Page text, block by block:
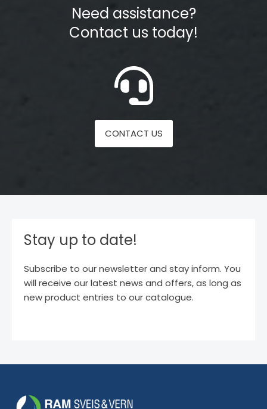
Need assistance?
Contact us today!
CONTACT US
Stay up to date!
Subscribe to our newsletter and stay inform. You
will receive our latest news and offers, as long as
new product entries to our catalogue.